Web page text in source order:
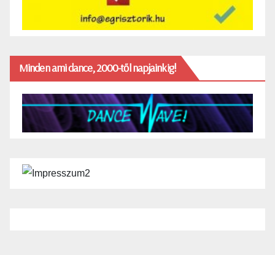
Minden ami dance, 2000-től napjainkig!